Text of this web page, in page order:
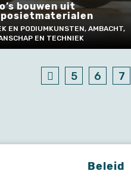
bouwen uit
EN PODIUMKUNSTEN, AMBACHT,
EN TECHNIEK
5 6 7
Beleid